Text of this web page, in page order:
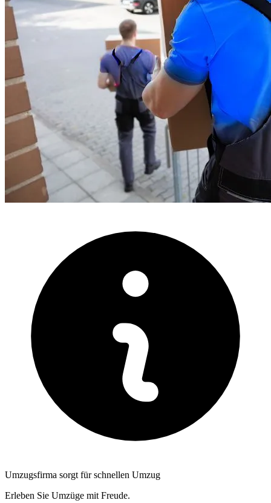
Umzugsfirma sorgt für schnellen Umzug
Erleben Sie Umzüge mit Freude.